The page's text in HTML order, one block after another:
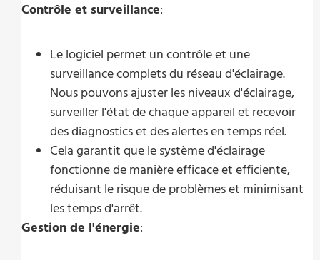
Contrôle et surveillance:
Le logiciel permet un contrôle et une
surveillance complets du réseau d'éclairage.
Nous pouvons ajuster les niveaux d'éclairage,
surveiller l'état de chaque appareil et recevoir
des diagnostics et des alertes en temps réel.
Cela garantit que le système d'éclairage
fonctionne de manière efficace et efficiente,
réduisant le risque de problèmes et minimisant
les temps d'arrêt.
Gestion de l'énergie: